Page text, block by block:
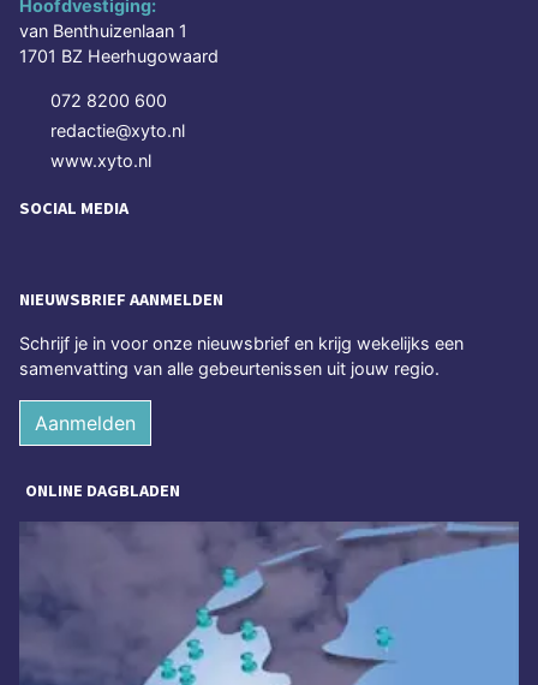
Hoofdvestiging:
van Benthuizenlaan 1
1701 BZ Heerhugowaard
072 8200 600
redactie@xyto.nl
www.xyto.nl
SOCIAL MEDIA
NIEUWSBRIEF AANMELDEN
Schrijf je in voor onze nieuwsbrief en krijg wekelijks een
samenvatting van alle gebeurtenissen uit jouw regio.
Aanmelden
ONLINE DAGBLADEN